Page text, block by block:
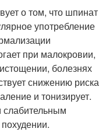
о том, что шпинат
употребление
при малокровии,
болезнях
снижению риска
и тонизирует.
слабительным